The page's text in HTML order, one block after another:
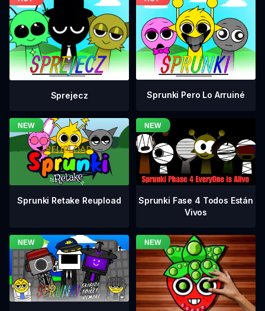
Sprejecz Sprunki Pero Lo Arruiné
Sprunki Retake Reupload
Sprunki Fase 4 Todos Están
Vivos